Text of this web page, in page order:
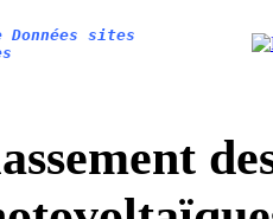
Données sites